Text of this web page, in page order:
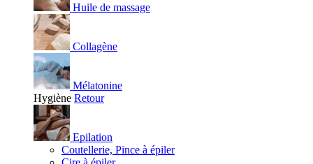
Huile de massage
Collagène
Mélatonine
Hygiène Retour
Epilation
Coutellerie, Pince à épiler